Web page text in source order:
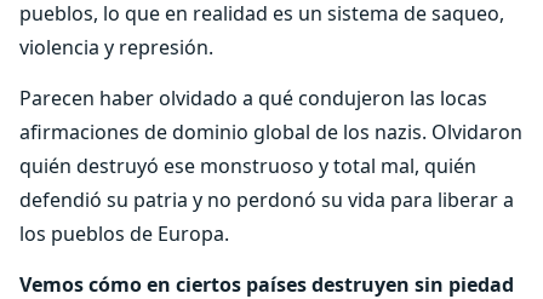
pueblos, lo que en realidad es un sistema de saqueo,
violencia y represión.
Parecen haber olvidado a qué condujeron las locas
afirmaciones de dominio global de los nazis. Olvidaron
quién destruyó ese monstruoso y total mal, quién
defendió su patria y no perdonó su vida para liberar a
los pueblos de Europa.
Vemos cómo en ciertos países destruyen sin piedad